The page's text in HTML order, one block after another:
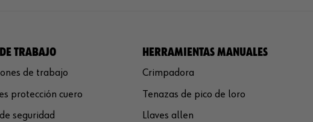
TRABAJO
de trabajo
protección cuero
seguridad
HERRAMIENTAS MANUALES
Crimpadora
Tenazas de pico de loro
Llaves allen